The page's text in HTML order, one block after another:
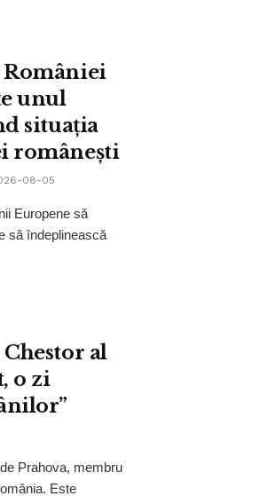
unul
situația
românești
08-05
Europene să
să îndeplinească
al
o zi
Prahova, membru
Este